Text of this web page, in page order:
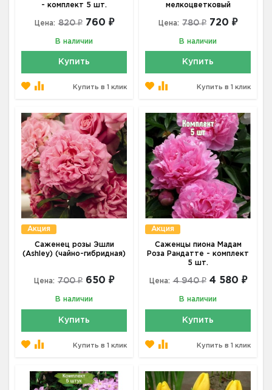
- комплект 5 шт.
Цена: 820 ₽ 760 ₽
В наличии
Купить
Купить в 1 клик
мелкоцветковый
Цена: 780 ₽ 720 ₽
В наличии
Купить
Купить в 1 клик
Акция
Саженец розы Эшли
(Ashley) (чайно-гибридная)
Цена: 700 ₽ 650 ₽
В наличии
Купить
Купить в 1 клик
Акция
Саженцы пиона Мадам
Роза Рандатте - комплект
5 шт.
Цена: 4 940 ₽ 4 580 ₽
В наличии
Купить
Купить в 1 клик